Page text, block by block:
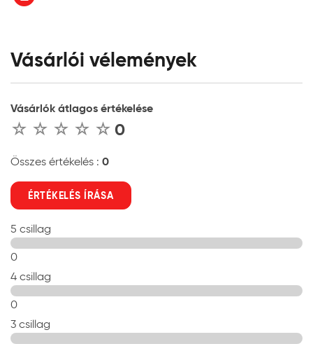
Vásárlói vélemények
Vásárlók átlagos értékelése
0
Összes értékelés : 0
ÉRTÉKELÉS ÍRÁSA
5 csillag
0
4 csillag
0
3 csillag